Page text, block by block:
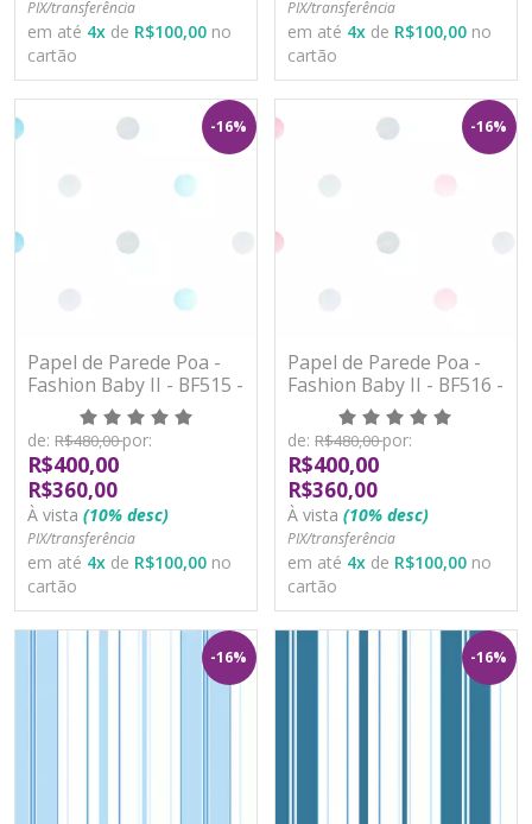
PIX/transferência
em até 4x de R$100,00 no
cartão
PIX/transferência
em até 4x de R$100,00 no
cartão
-16%
Papel de Parede Poa -
Fashion Baby II - BF515 -
Vinílico
de: R$480,00por:
R$400,00
R$360,00
À vista (10% desc)
PIX/transferência
em até 4x de R$100,00 no
cartão
-16%
Papel de Parede Poa -
Fashion Baby II - BF516 -
Vinílico
de: R$480,00por:
R$400,00
R$360,00
À vista (10% desc)
PIX/transferência
em até 4x de R$100,00 no
cartão
-16% -16%